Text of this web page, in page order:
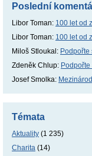
Poslední
Libor Toman: 100 let od
Libor Toman: 100 let od
Miloš Stloukal :
Zdeněk Chlup:
Josef Smolka:
Témata
Aktuality (1 235)
Charita (14)